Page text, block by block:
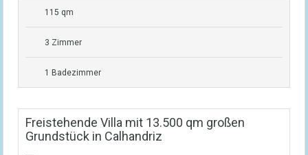
115 qm
3 Zimmer
1 Badezimmer
Freistehende Villa mit 13.500 qm großen
Grundstück in Calhandriz